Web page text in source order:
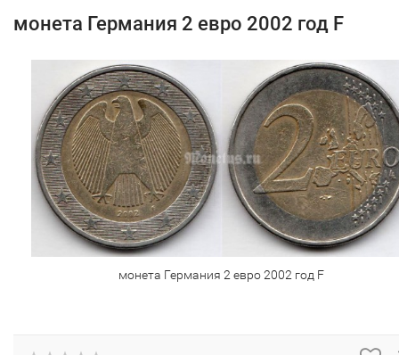
монета Германия 2 евро 2002 год F
монета Германия 2 евро 2002 год F